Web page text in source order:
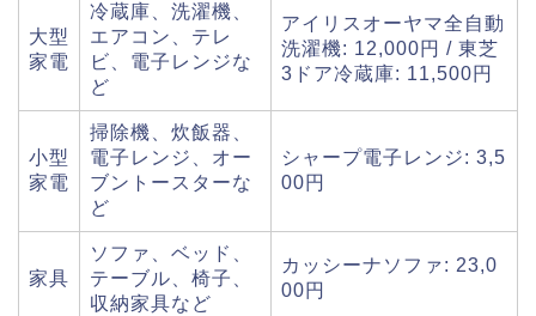
大型
家電
冷蔵庫、洗濯機、
エアコン、テレ
ビ、電子レンジな
ど
アイリスオーヤマ全自動
洗濯機: 12,000円 / 東芝
3ドア冷蔵庫: 11,500円
小型
家電
掃除機、炊飯器、
電子レンジ、オー
ブントースターな
ど
シャープ電子レンジ: 3,5
00円
家具
ソファ、ベッド、
テーブル、椅子、
収納家具など
カッシーナソファ: 23,0
00円